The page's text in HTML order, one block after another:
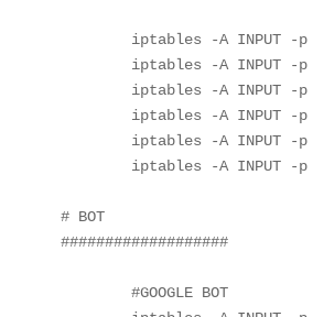
# BOT
###################
        #GOOGLE BOT